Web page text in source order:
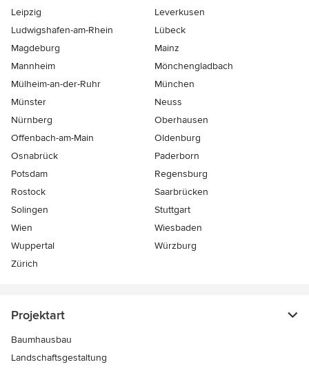
Leipzig
Leverkusen
Ludwigshafen-am-Rhein
Lübeck
Magdeburg
Mainz
Mannheim
Mönchen­gladbach
Mülheim-an-der-Ruhr
München
Münster
Neuss
Nürnberg
Oberhausen
Offenbach-am-Main
Oldenburg
Osnabrück
Paderborn
Potsdam
Regensburg
Rostock
Saarbrücken
Solingen
Stuttgart
Wien
Wiesbaden
Wuppertal
Würzburg
Zürich
Projektart
Baumhausbau
Landschaftsgestaltung